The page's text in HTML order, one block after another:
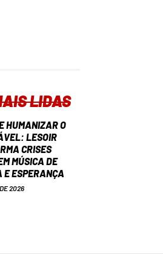
LIDAS
HUMANIZAR O
LESOIR
CRISES
MÚSICA DE
E ESPERANÇA
2026